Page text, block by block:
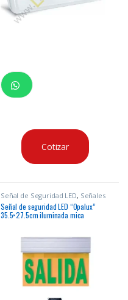
Cotizar
Señal de Seguridad LED, Señales
de Seguridad
Señal de seguridad LED “Opalux”
35.5×27.5cm iluminada mica
montaje cuerpo aluminio